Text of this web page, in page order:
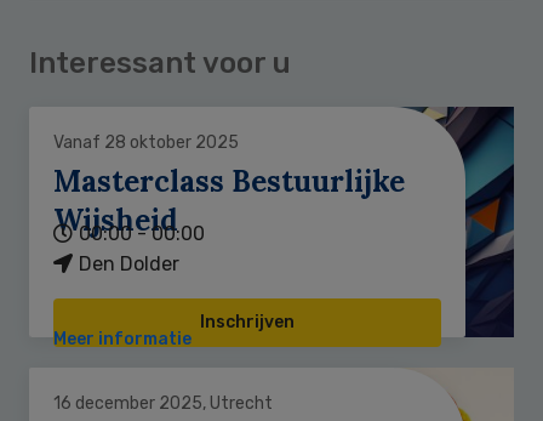
Interessant voor u
Vanaf 28 oktober 2025
Masterclass Bestuurlijke
Wijsheid
00:00 - 00:00
Den Dolder
Inschrijven
Meer informatie
16 december 2025, Utrecht